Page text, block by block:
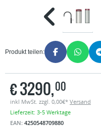
Produkt teilen:
€3290,00
inkl MwSt. zzgl. 0,00€* Versand
Lieferzeit: 3-5 Werktage
EAN: 4250548709880